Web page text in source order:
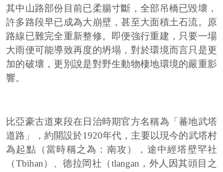
其中山路部份目前已柔腸寸斷，全部吊橋已毀壞，
許多路段早已成為大崩壁，甚至大面積土石流。原
路線已難完全重新整修。即便強行重建，只要一場
大雨便可能導致再度的坍塌，對於環境而言只是更
加的破壞，更別說是對野生動物棲地環境的嚴重影
響。
比亞豪古道東段在日治時期官方名稱為「蕃地武塔
道路」，約開設於1920年代，主要以現今的武塔村
為起點（當時稱之為：南攻），途中經塔壁罕社
（Tbihan）、德拉岡社（tlangan，外人因其頭目之